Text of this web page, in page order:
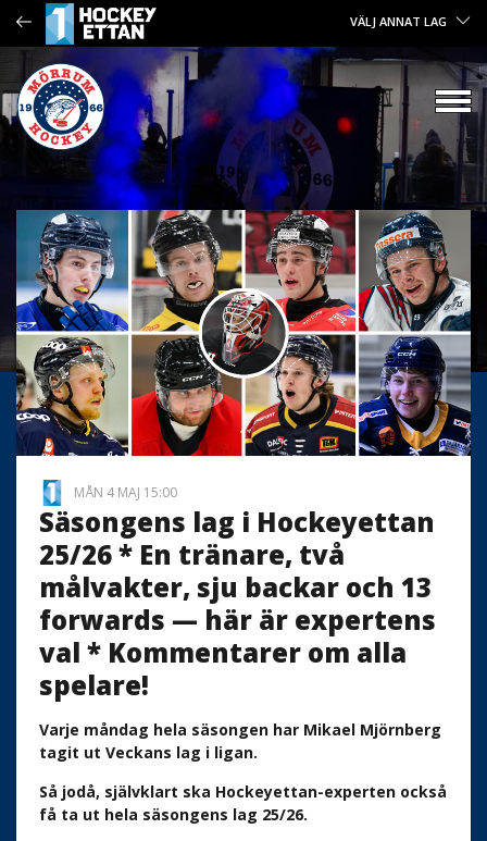
VÄLJ ANNAT LAG
MÅN 4 MAJ 15:00
Säsongens lag i Hockeyettan
25/26 * En tränare, två
målvakter, sju backar och 13
forwards — här är expertens
val * Kommentarer om alla
spelare!
Varje måndag hela säsongen har Mikael Mjörnberg
tagit ut Veckans lag i ligan.
Så jodå, självklart ska Hockeyettan-experten också
få ta ut hela säsongens lag 25/26.